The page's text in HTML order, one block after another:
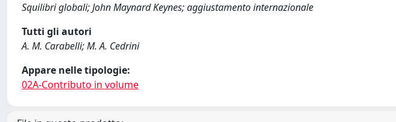
Squilibri globali; John Maynard Keynes; aggiustamento internazionale
Tutti gli autori
A. M. Carabelli; M. A. Cedrini
Appare nelle tipologie:
02A-Contributo in volume